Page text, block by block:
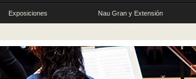
Exposiciones Nau Gran y Extensión